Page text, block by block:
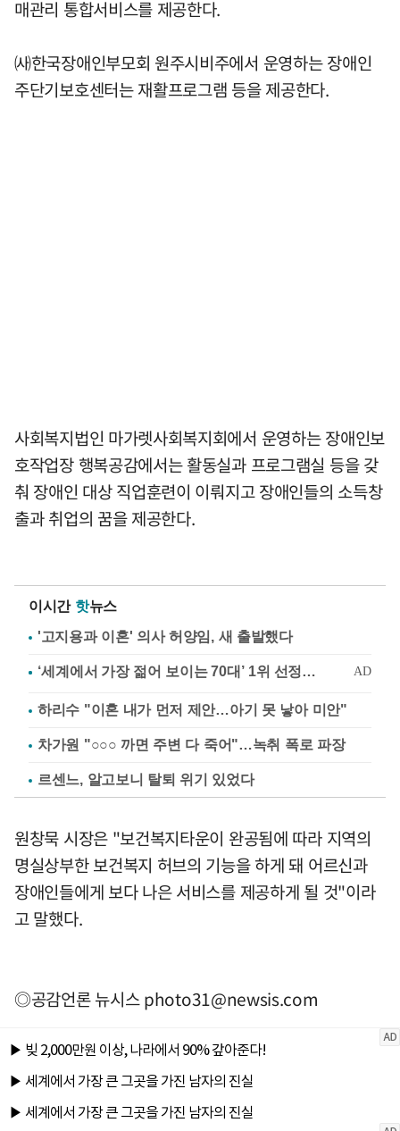
매관리 통합서비스를 제공한다.
㈔한국장애인부모회 원주시비주에서 운영하는 장애인
주단기보호센터는 재활프로그램 등을 제공한다.
사회복지법인 마가렛사회복지회에서 운영하는 장애인보
호작업장 행복공감에서는 활동실과 프로그램실 등을 갖
춰 장애인 대상 직업훈련이 이뤄지고 장애인들의 소득창
출과 취업의 꿈을 제공한다.
이시간 핫뉴스
'고지용과 이혼' 의사 허양임, 새 출발했다
하리수 "이혼 내가 먼저 제안…아기 못 낳아 미안"
차가원 "○○○ 까면 주변 다 죽어"…녹취 폭로 파장
르센느, 알고보니 탈퇴 위기 있었다
원창묵 시장은 "보건복지타운이 완공됨에 따라 지역의
명실상부한 보건복지 허브의 기능을 하게 돼 어르신과
장애인들에게 보다 나은 서비스를 제공하게 될 것"이라
고 말했다.
◎공감언론 뉴시스photo31@newsis.com